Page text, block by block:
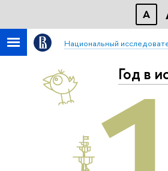
A
Национальный
Год в